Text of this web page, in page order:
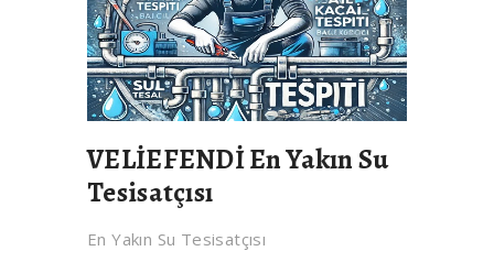
VELİEFENDİ En Yakın Su
Tesisatçısı
En Yakın Su Tesisatçısı